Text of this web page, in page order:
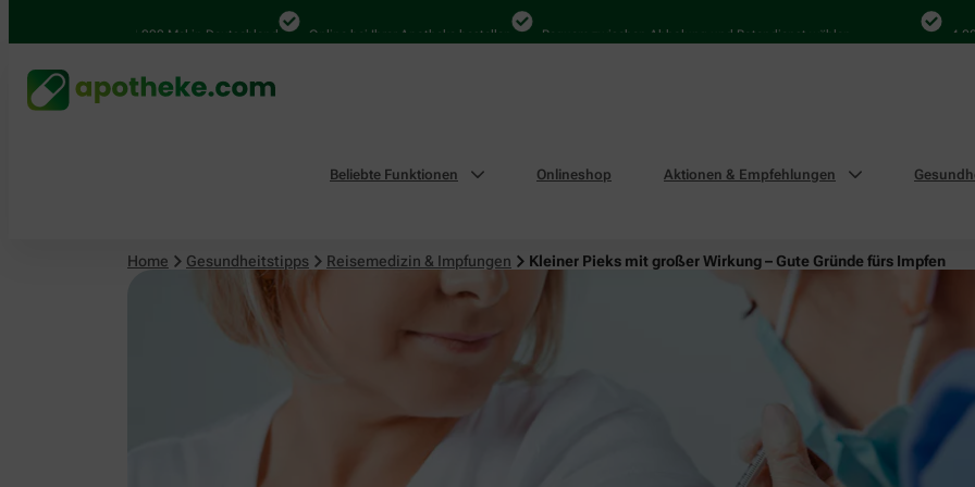
4.000 Mal in Deutschland Online bei Ihrer Apotheke bestellen Bequem zwischen Abholung und Botendienst wählen 4.000
Beliebte Funktionen Onlineshop Aktionen & Empfehlungen
Home Gesundheitstipps Reisemedizin & Impfungen Kleiner Pieks mit großer Wirkung – Gute Gründe fürs Impfen
Reisemedizin & Impfungen